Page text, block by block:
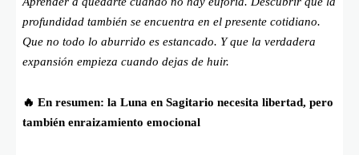
profundidad también se encuentra en el presente cotidiano.
Que no todo lo aburrido es estancado. Y que la verdadera
expansión empieza cuando dejas de huir.
🔥 En resumen: la Luna en Sagitario necesita libertad, pero
también enraizamiento emocional